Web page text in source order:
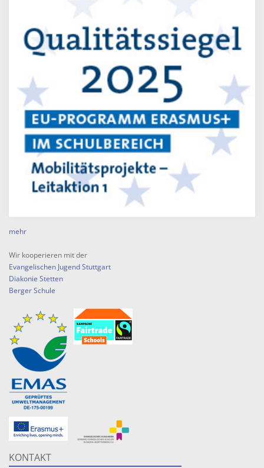
mehr
Wir kooperieren mit der
Evangelischen Jugend Stuttgart
Diakonie Stetten
Berger Schule
KONTAKT